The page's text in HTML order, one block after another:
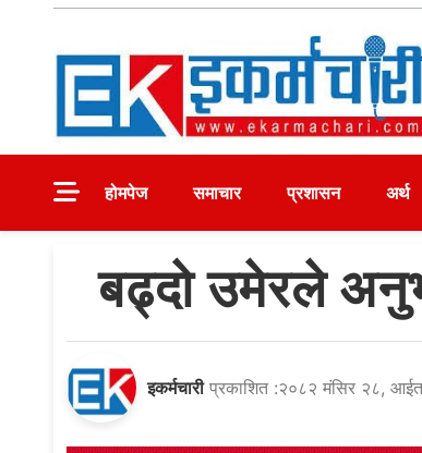
होमपेज
समाचार प्रशासन अर्थ
बढ्दो उमेरले
इकर्मचारी प्रकाशित :२०८२ मंसिर २८,